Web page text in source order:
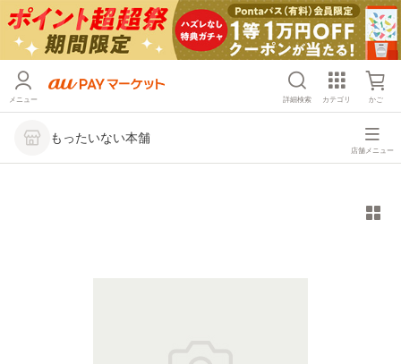
メニュー 詳細検索 カテゴリ かご
もったいない本舗
店舗メニュー